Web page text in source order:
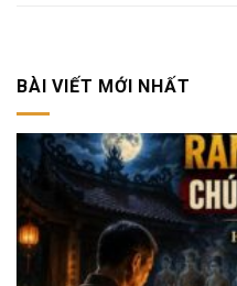
BÀI VIẾT MỚI NHẤT